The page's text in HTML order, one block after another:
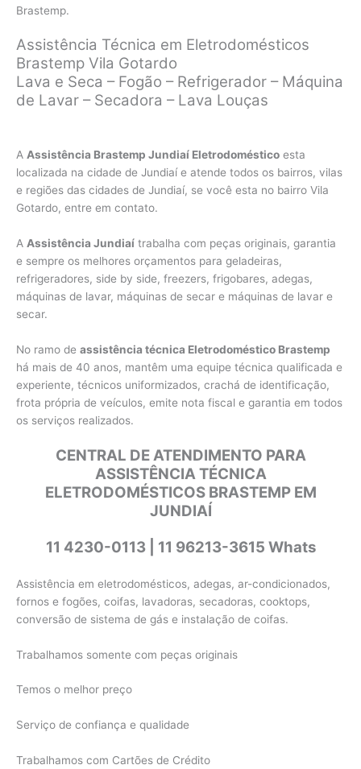
Brastemp.
Assistência Técnica em Eletrodomésticos
Brastemp Vila Gotardo
Lava e Seca – Fogão – Refrigerador – Máquina
de Lavar – Secadora – Lava Louças
A Assistência Brastemp Jundiaí Eletrodoméstico esta
localizada na cidade de Jundiaí e atende todos os bairros, vilas
e regiões das cidades de Jundiaí, se você esta no bairro Vila
Gotardo, entre em contato.
A Assistência Jundiaí trabalha com peças originais, garantia
e sempre os melhores orçamentos para geladeiras,
refrigeradores, side by side, freezers, frigobares, adegas,
máquinas de lavar, máquinas de secar e máquinas de lavar e
secar.
No ramo de assistência técnica Eletrodoméstico Brastemp
há mais de 40 anos, mantêm uma equipe técnica qualificada e
experiente, técnicos uniformizados, crachá de identificação,
frota própria de veículos, emite nota fiscal e garantia em todos
os serviços realizados.
CENTRAL DE ATENDIMENTO PARA
ASSISTÊNCIA TÉCNICA
ELETRODOMÉSTICOS BRASTEMP EM
JUNDIAÍ
11 4230-0113 | 11 96213-3615 Whats
Assistência em eletrodomésticos, adegas, ar-condicionados,
fornos e fogões, coifas, lavadoras, secadoras, cooktops,
conversão de sistema de gás e instalação de coifas.
Trabalhamos somente com peças originais
Temos o melhor preço
Serviço de confiança e qualidade
Trabalhamos com Cartões de Crédito